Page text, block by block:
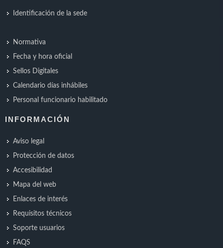
Identificación de la sede
Normativa
Fecha y hora oficial
Sellos Digitales
Calendario días inhábiles
Personal funcionario habilitado
INFORMACIÓN
Aviso legal
Protección de datos
Accesibilidad
Mapa del web
Enlaces de interés
Requisitos técnicos
Soporte usuarios
FAQS